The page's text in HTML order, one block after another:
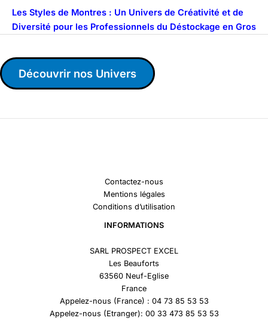
Les Styles de Montres : Un Univers de Créativité et de
Diversité pour les Professionnels du Déstockage en Gros
Découvrir nos Univers
Contactez-nous
Mentions légales
Conditions d’utilisation
INFORMATIONS
SARL PROSPECT EXCEL
Les Beauforts
63560 Neuf-Eglise
France
Appelez-nous (France) : 04 73 85 53 53
Appelez-nous (Etranger): 00 33 473 85 53 53